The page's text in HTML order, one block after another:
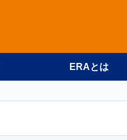
ERAとは